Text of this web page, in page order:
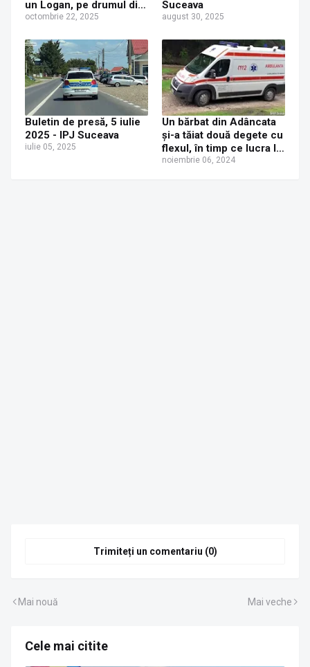
un Logan, pe drumul din
pădurea Adâncata
octombrie 22, 2025
Suceava
august 30, 2025
Buletin de presă, 5 iulie
2025 - IPJ Suceava
iulie 05, 2025
Un bărbat din Adâncata
și-a tăiat două degete cu
flexul, în timp ce lucra la
o construcție din lemn
noiembrie 06, 2024
Trimiteți un comentariu (0)
Mai nouă Mai veche
Cele mai citite